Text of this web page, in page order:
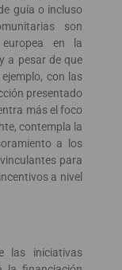
guía o incluso
son
en la
a pesar de que
con las
presentado
más el foco
contempla la
a los
para
a nivel
las iniciativas